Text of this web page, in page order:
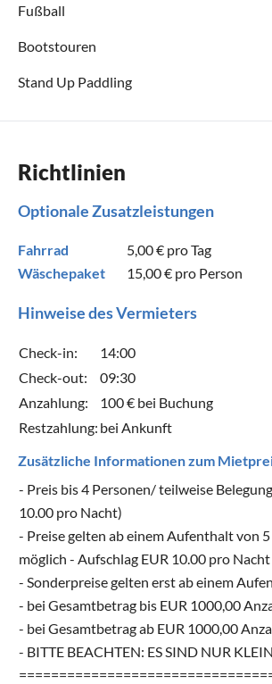
Fußball
Bootstouren
Stand Up Paddling
Richtlinien
Optionale Zusatzleistungen
Fahrrad 5,00 € pro Tag
Wäschepaket
15,00 € pro Person
Hinweise des Vermieters
Check-in:
14:00
Check-out:
09:30
Anzahlung:
100 € bei Buchung
Restzahlung: bei Ankunft
Zusätzliche Informationen zum
- Preis bis 4 Personen/ teilweise
10.00 pro Nacht)
- Preise gelten ab einem Aufenthalt von
möglich - Aufschlag EUR 10.00 pro Nacht
- Sonderpreise gelten erst ab einem
- bei Gesamtbetrag bis EUR 1000,00
- bei Gesamtbetrag ab EUR 1000,00
- BITTE BEACHTEN: ES SIND NUR